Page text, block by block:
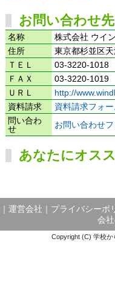
お問い合わせ先
名称
株式会社 ウイ
住所
東京都杉並区
ＴＥＬ
03-3220-1018
ＦＡＸ
03-3220-1019
ＵＲＬ
http://
資料請求
資料請求フォー
問い合わ
せ
お問い合わせ
あなたにオス
運営会社 プライバシーポ
会
Copyright (C) 学校